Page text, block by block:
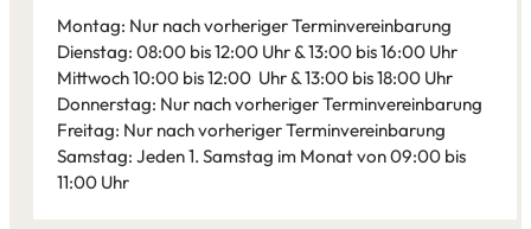
Leaflet|©
Montag: Nur nach vorheriger Terminvereinbarung
Dienstag: 08:00 bis 12:00 Uhr & 13:00 bis 16:00 Uhr
Mittwoch 10:00 bis 12:00 Uhr & 13:00 bis 18:00 Uhr
Donnerstag: Nur nach vorheriger Terminvereinbarung
Freitag: Nur nach vorheriger Terminvereinbarung
Samstag: Jeden 1. Samstag im Monat von 09:00 bis
11:00 Uhr